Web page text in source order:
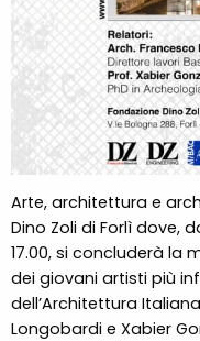
Arte, architettura e
Dino Zoli di Forlì dove,
17.00, si concluderà la
dei giovani artisti più
dell’Architettura
Longobardi e Xabier